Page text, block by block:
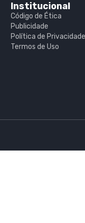
Institucional
Código de Ética
Publicidade
Política de Privacidade
Termos de Uso